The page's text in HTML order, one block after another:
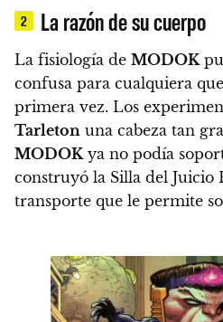
2 La razón de su cuerpo
La fisiología de MODOK
confusa para cualquiera
primera vez. Los
Tarleton una cabeza tan
MODOKya no podía
construyó la Silla del Juicio
transporte que le permite